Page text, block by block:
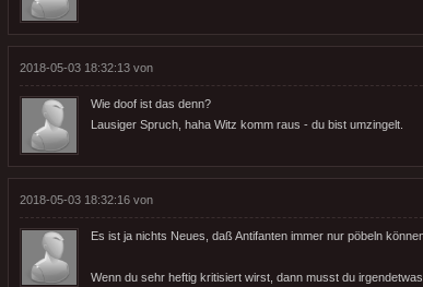
2018-05-03 18:32:13 von
Wie doof ist das denn?
Lausiger Spruch, haha Witz komm raus - du bist umzingelt.
2018-05-03 18:32:16 von
Es ist ja nichts Neues, daß Antifanten immer nur pöbeln
Wenn du sehr heftig kritisiert wirst, dann musst du